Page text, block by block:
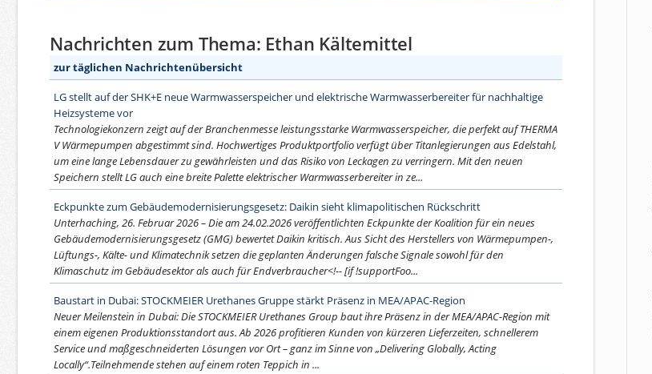
Nachrichten zum Thema: Ethan Kältemittel
zur täglichen Nachrichtenübersicht
LG stellt auf der SHK+E neue Warmwasserspeicher und elektrische Warmwasserbereiter für nachhaltige
Heizsysteme vor
Technologiekonzern zeigt auf der Branchenmesse leistungsstarke Warmwasserspeicher, die perfekt auf THERMA
V Wärmepumpen abgestimmt sind. Hochwertiges Produktportfolio verfügt über Titanlegierungen aus Edelstahl,
um eine lange Lebensdauer zu gewährleisten und das Risiko von Leckagen zu verringern. Mit den neuen
Speichern stellt LG auch eine breite Palette elektrischer Warmwasserbereiter in ze...
Eckpunkte zum Gebäudemodernisierungsgesetz: Daikin sieht klimapolitischen Rückschritt
Unterhaching, 26. Februar 2026 – Die am 24.02.2026 veröffentlichten Eckpunkte der Koalition für ein neues
Gebäudemodernisierungsgesetz (GMG) bewertet Daikin kritisch. Aus Sicht des Herstellers von Wärmepumpen-,
Lüftungs-, Kälte- und Klimatechnik setzen die geplanten Änderungen falsche Signale sowohl für den
Klimaschutz im Gebäudesektor als auch für Endverbraucher<!-- [if !supportFoo...
Baustart in Dubai: STOCKMEIER Urethanes Gruppe stärkt Präsenz in MEA/APAC-Region
Neuer Meilenstein in Dubai: Die STOCKMEIER Urethanes Group baut ihre Präsenz in der MEA/APAC-Region mit
einem eigenen Produktionsstandort aus. Ab 2026 profitieren Kunden von kürzeren Lieferzeiten, schnellerem
Service und maßgeschneiderten Lösungen vor Ort – ganz im Sinne von „Delivering Globally, Acting
Locally“.Teilnehmende stehen auf einem roten Teppich in ...